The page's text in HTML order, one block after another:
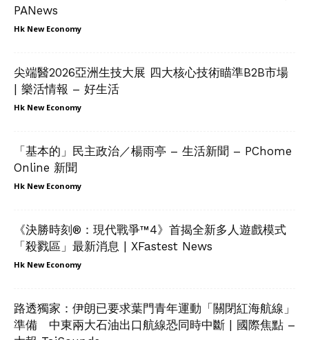
PANews
Hk New Economy
尖端醫2026亞洲生技大展 四大核心技術瞄準B2B市場
| 樂活情報 – 好生活
Hk New Economy
「基本的」民主政治／楊雨亭 – 生活新聞 – PChome
Online 新聞
Hk New Economy
《決勝時刻®：現代戰爭™4》首揭全新多人遊戲模式
「殺戮區」最新消息 | XFastest News
Hk New Economy
路透獨家：伊朗已要求葉門青年運動「關閉紅海航線」
準備 中東兩大石油出口航線恐同時中斷 | 國際焦點 –